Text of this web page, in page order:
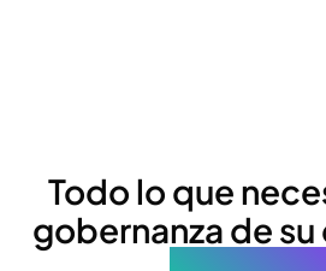
Todo lo que
gobernanza de